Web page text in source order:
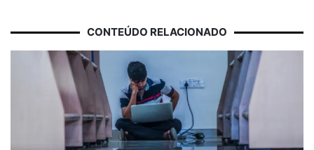
CONTEÚDO RELACIONADO